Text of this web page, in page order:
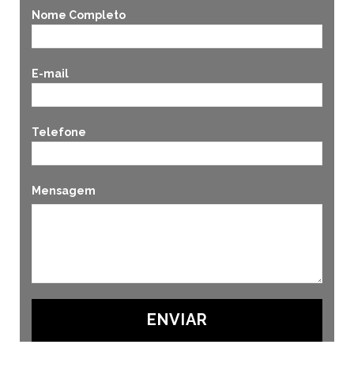
Nome Completo
E-mail
Telefone
Mensagem